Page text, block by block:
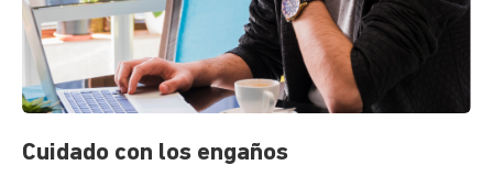
Cuidado con los engaños